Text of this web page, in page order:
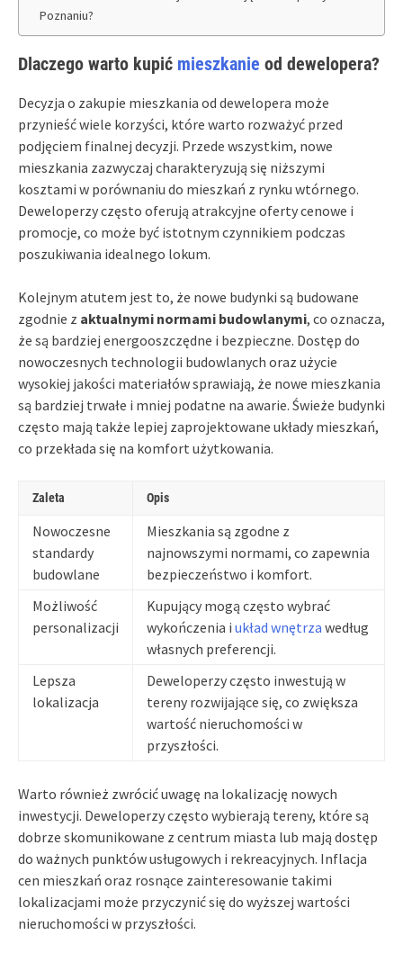
Poznaniu?
Dlaczego warto kupić mieszkanie od dewelopera?
Decyzja o zakupie mieszkania od dewelopera może
przynieść wiele korzyści, które warto rozważyć przed
podjęciem finalnej decyzji. Przede wszystkim, nowe
mieszkania zazwyczaj charakteryzują się niższymi
kosztami w porównaniu do mieszkań z rynku wtórnego.
Deweloperzy często oferują atrakcyjne oferty cenowe i
promocje, co może być istotnym czynnikiem podczas
poszukiwania idealnego lokum.
Kolejnym atutem jest to, że nowe budynki są budowane
zgodnie z aktualnymi normami budowlanymi, co oznacza,
że są bardziej energooszczędne i bezpieczne. Dostęp do
nowoczesnych technologii budowlanych oraz użycie
wysokiej jakości materiałów sprawiają, że nowe mieszkania
są bardziej trwałe i mniej podatne na awarie. Świeże budynki
często mają także lepiej zaprojektowane układy mieszkań,
co przekłada się na komfort użytkowania.
Zaleta Opis
Nowoczesne
standardy
budowlane
Mieszkania są zgodne z
najnowszymi normami, co zapewnia
bezpieczeństwo i komfort.
Możliwość
personalizacji
Kupujący mogą często wybrać
wykończenia i układ wnętrza według
własnych preferencji.
Lepsza
lokalizacja
Deweloperzy często inwestują w
tereny rozwijające się, co zwiększa
wartość nieruchomości w
przyszłości.
Warto również zwrócić uwagę na lokalizację nowych
inwestycji. Deweloperzy często wybierają tereny, które są
dobrze skomunikowane z centrum miasta lub mają dostęp
do ważnych punktów usługowych i rekreacyjnych. Inflacja
cen mieszkań oraz rosnące zainteresowanie takimi
lokalizacjami może przyczynić się do wyższej wartości
nieruchomości w przyszłości.